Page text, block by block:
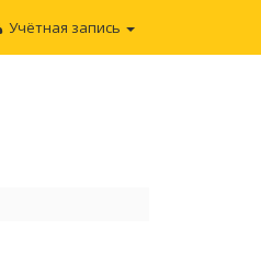
Учётная запись